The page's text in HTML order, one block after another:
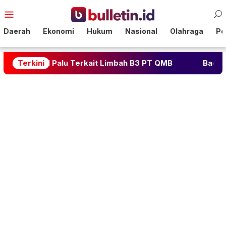
ke
Mobile
Daerah Ekonomi Hukum Nasional Olahraga
Terkini
Terkait Limbah B3 PT QMB Badai PHK PT GNI: